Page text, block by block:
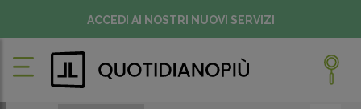
ACCEDI AI NOSTRI NUOVI SERVIZI